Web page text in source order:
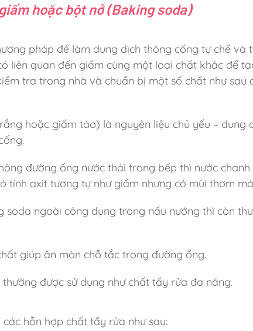
hoặc bột nở (Baking soda)
pháp để làm dung dịch thông cống tự chế
liên quan đến giấm cùng một loại chất khác để
tra trong nhà và chuẩn bị một số chất như sau
hoặc giấm táo) là nguyên liệu chủ yếu –
đường ống nước thải trong bếp thì nước
tính axit tương tự như giấm nhưng có mùi thơm
soda ngoài công dụng trong nấu nướng thì còn
giúp ăn mòn chỗ tắc trong đường ống.
thường được sử dụng như chất tẩy rửa đa năng.
hỗn hợp chất tẩy rửa như sau: